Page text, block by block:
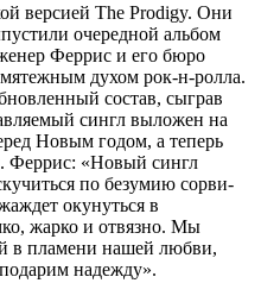
версией The Prodigy. Они
очередной альбом
Феррис и его бюро
духом рок-н-ролла.
состав, сыграв
сингл выложен на
Новым годом, а теперь
Феррис: «Новый сингл
по безумию сорви-
окунуться в
жарко и отвязно. Мы
в пламени нашей любви,
надежду».